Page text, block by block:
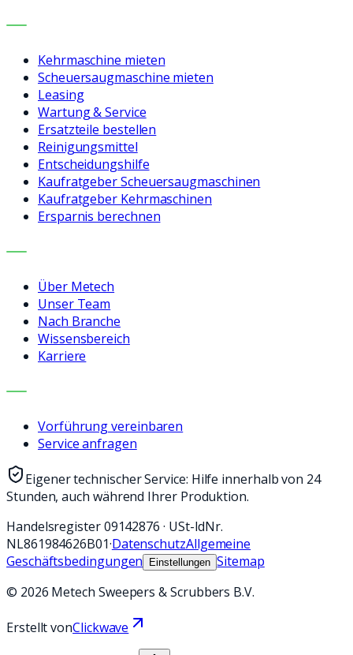
LEISTUNGEN
Kehrmaschine mieten
Scheuersaugmaschine mieten
Leasing
Wartung & Service
Ersatzteile bestellen
Reinigungsmittel
Entscheidungshilfe
Kaufratgeber Scheuersaugmaschinen
Kaufratgeber Kehrmaschinen
Ersparnis berechnen
UNTERNEHMEN
Über Metech
Unser Team
Nach Branche
Wissensbereich
Karriere
KONTAKT
Vorführung vereinbaren
Service anfragen
Eigener technischer Service: Hilfe innerhalb von 24
Stunden, auch während Ihrer Produktion.
Handelsregister09142876 · USt-IdNr.
NL861984626B01·DatenschutzAllgemeine
Geschäftsbedingungen
Einstellungen Sitemap
© 2026 Metech Sweepers & Scrubbers B.V.
Erstellt vonClickwave